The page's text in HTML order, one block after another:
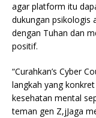
agar platform itu
dukungan psikologis
dengan Tuhan dan
positif.
“Curahkan’s Cyber
langkah yang
kesehatan mental
teman gen Z,jJaga